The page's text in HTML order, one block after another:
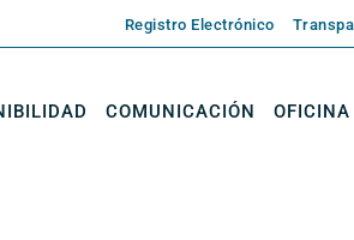
Registro Electrónico
COMUNICACIÓN